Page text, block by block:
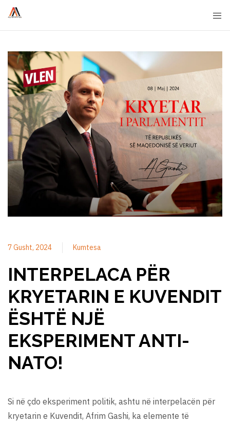
7 Gusht, 2024 Kumtesa
INTERPELACA PËR
KRYETARIN E KUVENDIT
ËSHTË NJË
EKSPERIMENT ANTI-
NATO!
Si në çdo eksperiment politik, ashtu në interpelacën për
kryetarin e Kuvendit, Afrim Gashi, ka elemente të